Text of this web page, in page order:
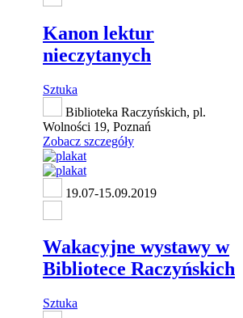
Kanon lektur
nieczytanych
Sztuka
Biblioteka Raczyńskich, pl.
Wolności 19, Poznań
Zobacz szczegóły
19.07-15.09.2019
Wakacyjne wystawy w
Bibliotece Raczyńskich
Sztuka